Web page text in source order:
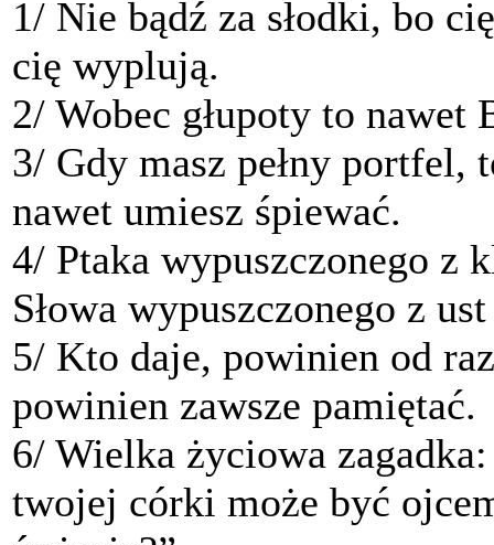
1/ Nie bądź za słodki, bo
cię wyplują.
2/ Wobec głupoty to nawet
3/ Gdy masz pełny
nawet umiesz śpiewać.
4/ Ptaka wypuszczonego z
Słowa wypuszczonego z
5/ Kto daje, powinien od
powinien zawsze pamiętać.
6/ Wielka życiowa
twojej córki może być